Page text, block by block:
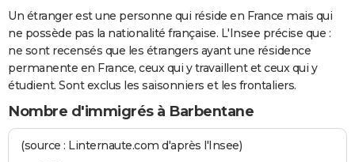
Un étranger est une personne qui réside en France mais qui
ne possède pas la nationalité française. L'Insee précise que :
ne sont recensés que les étrangers ayant une résidence
permanente en France, ceux qui y travaillent et ceux qui y
étudient. Sont exclus les saisonniers et les frontaliers.
Nombre d'immigrés à Barbentane
(source : Linternaute.com d'après l'Insee)